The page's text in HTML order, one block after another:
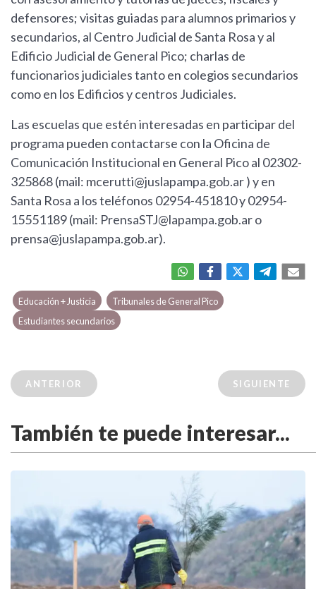
defensores; visitas guiadas para alumnos primarios y
secundarios, al Centro Judicial de Santa Rosa y al
Edificio Judicial de General Pico; charlas de
funcionarios judiciales tanto en colegios secundarios
como en los Edificios y centros Judiciales.
Las escuelas que estén interesadas en participar del
programa pueden contactarse con la Oficina de
Comunicación Institucional en General Pico al 02302-
325868 (mail: mcerutti@juslapampa.gob.ar) y en
Santa Rosa a los teléfonos 02954-451810 y 02954-
15551189 (mail: PrensaSTJ@lapampa.gob.aro
prensa@juslapampa.gob.ar).
Educación + Justicia
Tribunales de General Pico
Estudiantes secundarios
ANTERIOR SIGUIENTE
También te puede interesar...